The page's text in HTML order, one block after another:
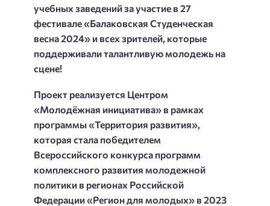
учебных заведений за участие в 27
фестивале «Балаковская Студенческая
весна 2024» и всех зрителей, которые
поддерживали талантливую молодежь на
сцене!
Проект реализуется Центром
«Молодёжная инициатива» в рамках
программы «Территория развития»,
которая стала победителем
Всероссийского конкурса программ
комплексного развития молодежной
политики в регионах Российской
Федерации «Регион для молодых» в 2023